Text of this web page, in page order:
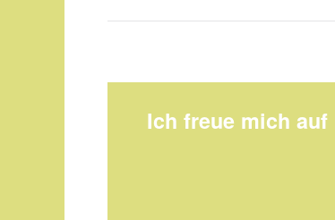
Ich freue mich auf